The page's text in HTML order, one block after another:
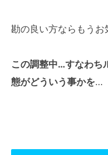
勘の良い方ならもうお
この調整中…すなわち
態がどういう事かを…